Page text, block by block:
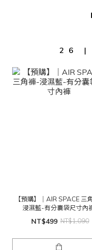
26 |
【預購】｜AIR SPACE 三
浸濕藍-有分囊袋尺寸內
NT$499 NT$1,090